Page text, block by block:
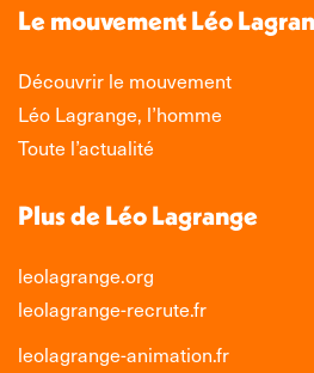
s'ouvre
une
nouvelle
fenêtre
s'ouvre
une
fenêtre
s'ouvre
une
nouvelle
fenêtre
s'ouvre
une
nouvelle
fenêtre
Le mouvement Léo
Découvrir le mouvement
Léo Lagrange, l’homme
Toute l’actualité
Plus de Léo Lagrange
leolagrange.org
leolagrange-recrute.fr
leolagrange-animation.fr